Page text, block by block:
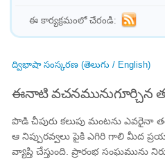
ఈ కార్యక్రమంలో చేరండి:
ద్విభాషా సంస్కరణ (తెలుగు / English)
ఈనాటి వచనమునుగూర్చిన
పొడి చీపురు కలుపు మంటను ఎవరైనా
ఆ నిప్పురవ్వలు పైకి ఎగిరి గాలి మీద
వ్యాప్తి చేస్తుంది. ప్రారంభ సంఘమును